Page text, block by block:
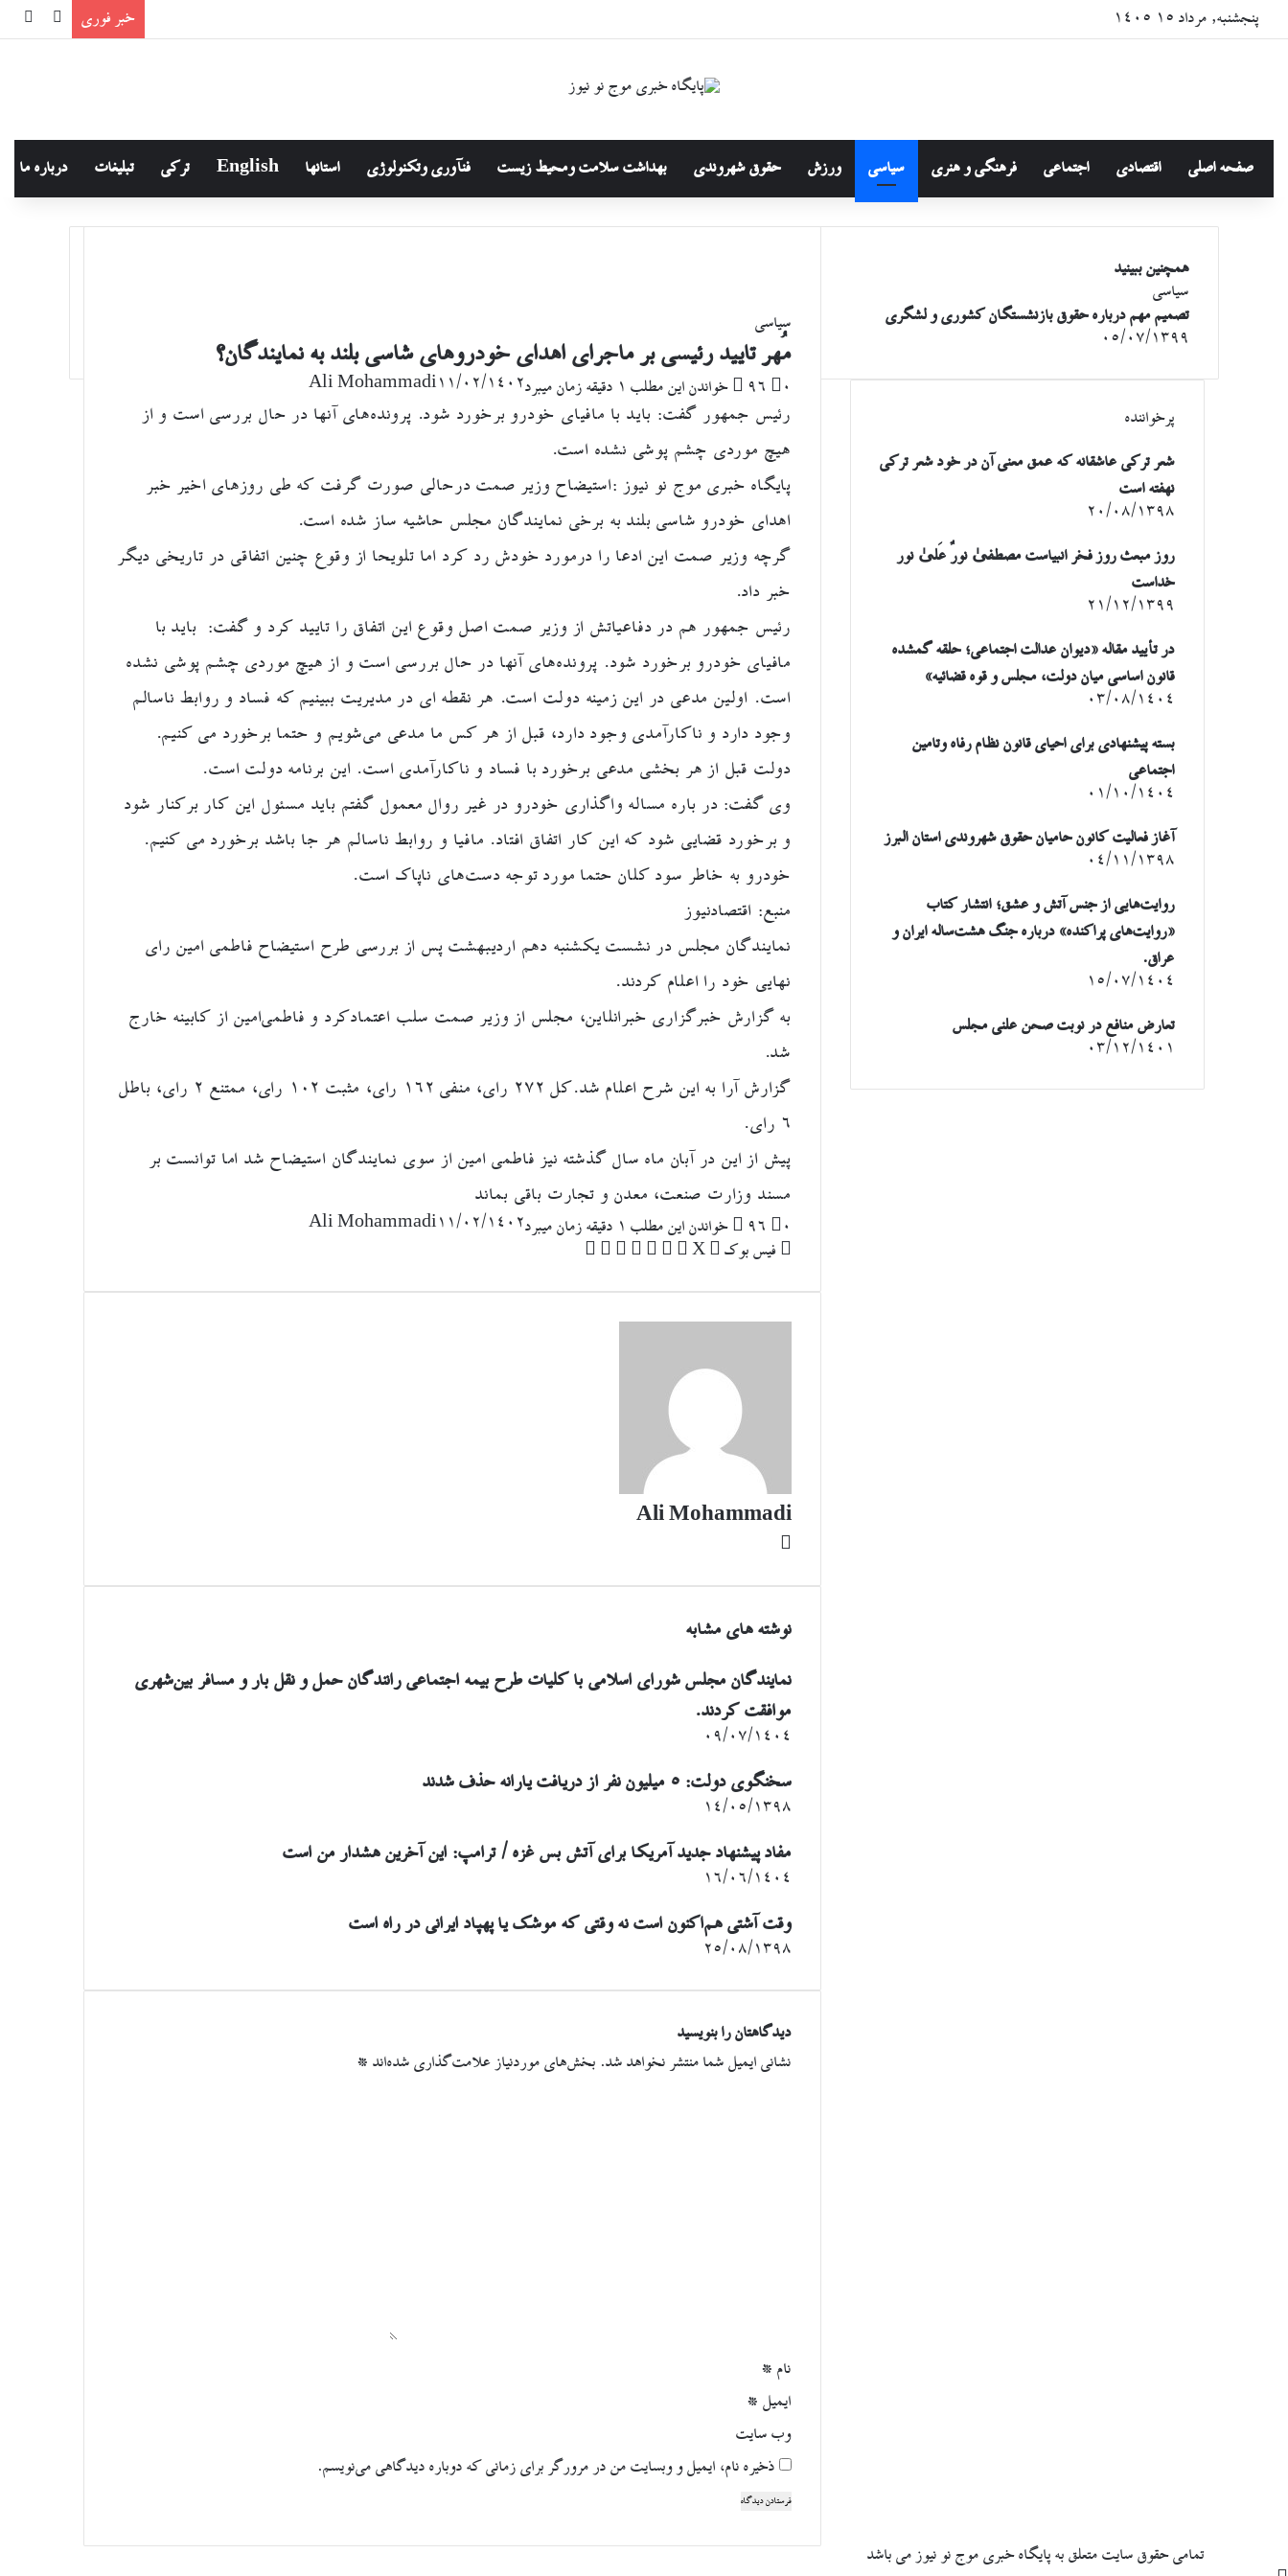
پنجشنبه, مرداد ۱۵ ۱۴۰۵ خبر فوری نوشته
صفحه اصلی اقتصادی اجتماعی فرهنگی و هنری سیاسی ورزش حقوق شهروندی بهداشت سلامت ومحیط زیست فنآوری وتکنولوژی استانها English ترکی تبلیغات درباره ما
سیاسی
مُهر تایید رئیسی بر ماجرای اهدای خودروهای شاسی بلند به نمایندگان؟
Ali Mohammadi ۱۱/۰۲/۱۴۰۲ ۰ خواندن این مطلب 1 دقیقه زمان میبرد
رئیس جمهور گفت: باید با مافیای خودرو برخورد شود. پرونده‌های آنها در حال بررسی است و از
هیچ موردی چشم پوشی نشده است.
پایگاه خبری موج نو نیوز :استیضاح وزیر صمت درحالی صورت گرفت که طی روزهای اخیر خبر
اهدای خودرو شاسی بلند به برخی نمایندگان مجلس حاشیه ساز شده است.
گرچه وزیر صمت این ادعا را درمورد خودش رد کرد اما تلویحا از وقوع چنین اتفاقی در تاریخی دیگر
خبر داد.
رئیس جمهور هم در دفاعیاتش از وزیر صمت اصل وقوع این اتفاق را تایید کرد و گفت: باید با
مافیای خودرو برخورد شود. پرونده‌های آنها در حال بررسی است و از هیچ موردی چشم پوشی نشده
است. اولین مدعی در این زمینه دولت است. هر نقطه ای در مدیریت ببینیم که فساد و روابط ناسالم
وجود دارد و ناکارآمدی وجود دارد، قبل از هر کس ما مدعی می‌شویم و حتما برخورد می کنیم.
دولت قبل از هر بخشی مدعی برخورد با فساد و ناکارآمدی است. این برنامه دولت است.
وی گفت: در باره مساله واگذاری خودرو در غیر روال معمول گفتم باید مسئول این کار برکنار شود
و برخورد قضایی شود که این کار اتفاق افتاد. مافیا و روابط ناسالم هر جا باشد برخورد می کنیم.
خودرو به خاطر سود کلان حتما مورد توجه دست‌های ناپاک است.
منبع: اقتصادنیوز
نمایندگان مجلس در نشست یکشنبه دهم اردیبهشت پس از بررسی طرح استیضاح فاطمی امین رای
نهایی خود را اعلام کردند.
به گزارش خبرگزاری خبرانلاین، مجلس از وزیر صمت سلب اعتمادکرد و فاطمی‌امین از کابینه خارج
شد.
گزارش آرا به این شرح اعلام شد.کل ۲۷۲ رای، منفی ۱۶۲ رای، مثبت ۱۰۲ رای، ممتنع ۲ رای، باطل
۶ رای.
پیش از این در آبان ماه سال گذشته نیز فاطمی امین از سوی نمایندگان استیضاح شد اما توانست بر
مسند وزارت صنعت، معدن و تجارت باقی بماند
Ali Mohammadi ۱۱/۰۲/۱۴۰۲ ۰
خواندن این مطلب 1 دقیقه زمان میبرد
فیس بوک
X لینکدین
‫تامبلر‫پین‌ترست
‫رددیت
‫VKontakte
اشتراک
از
Ali Mohammadi
نوشته های مشابه
نمایندگان مجلس شورای اسلامی با کلیات طرح بیمه اجتماعی رانندگان حمل و نقل بار و مسافر بین‌شهری
موافقت کردند.
۰۹/۰۷/۱۴۰۴
سخنگوی دولت: ۵ میلیون نفر از دریافت یارانه حذف شدند
۱۴/۰۵/۱۳۹۸
مفاد پیشنهاد جدید آمریکا برای آتش بس غزه / ترامپ: این آخرین هشدار من است
۱۶/۰۶/۱۴۰۴
وقت آشتی هم‌اکنون است نه وقتی که موشک یا پهپاد ایرانی در راه است
۲۵/۰۸/۱۳۹۸
دیدگاهتان را بنویسید
نشانی ایمیل شما منتشر نخواهد شد. بخش‌های موردنیاز علامت‌گذاری شده‌اند *
نام *
ایمیل *
وب‌ سایت
ذخیره نام، ایمیل و وبسایت من در مرورگر برای زمانی که دوباره دیدگاهی می‌نویسم.
همچنین ببینید
سیاسی
تصمیم مهم درباره حقوق بازنشستگان کشوری و لشگری
۰۵/۰۷/۱۳۹۹
پرخواننده
شعر ترکی عاشقانه که عمق معنی آن در خود شعر ترکی
نهفته است
۲۰/۰۸/۱۳۹۸
روز مبعث روز فخر انبیاست مصطفیٰ نورٌ عَلیٰ نور
خداست
۲۱/۱۲/۱۳۹۹
در تأیید مقاله «دیوان عدالت اجتماعی؛ حلقه گمشده
قانون اساسی میان دولت، مجلس و قوه قضائیه»
۰۳/۰۸/۱۴۰۴
بسته پیشنهادی برای احیای قانون نظام رفاه وتامین
اجتماعی
۰۱/۱۰/۱۴۰۴
آغاز فعالیت کانون حامیان حقوق شهروندی استان البرز
۰۴/۱۱/۱۳۹۸
روایت‌هایی از جنس آتش و عشق؛ انتشار کتاب
«روایت‌های پراکنده» درباره جنگ هشت‌ساله ایران و
عراق.
۱۵/۰۷/۱۴۰۴
تعارض منافع در نوبت صحن علنی مجلس
۰۳/۱۲/۱۴۰۱
تمامی حقوق سایت متعلق به پایگاه خبری موج نو نیوز می باشد